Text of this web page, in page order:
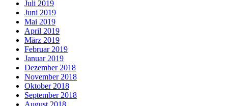
Juli 2019
Juni 2019
Mai 2019
April 2019
März 2019
Februar 2019
Januar 2019
Dezember 2018
November 2018
Oktober 2018
September 2018